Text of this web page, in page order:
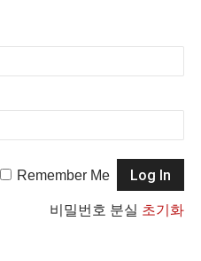
Remember Me
비밀번호 분실 초기화